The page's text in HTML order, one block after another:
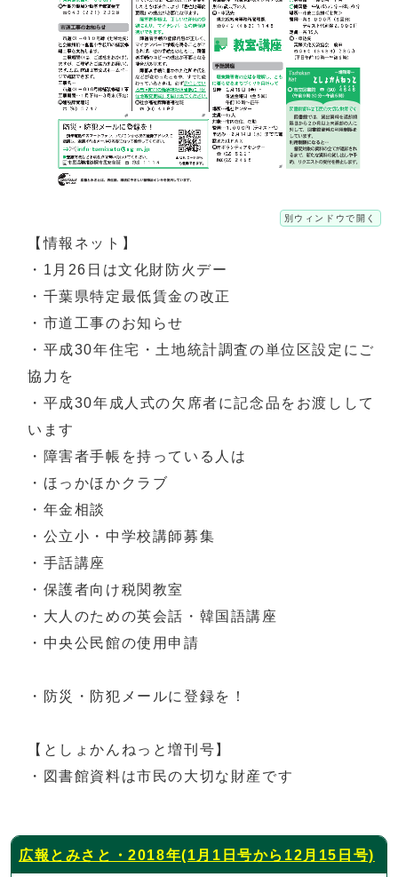
別ウィンドウで開く
【情報ネット】
・1月26日は文化財防火デー
・千葉県特定最低賃金の改正
・市道工事のお知らせ
・平成30年住宅・土地統計調査の単位区設定にご
協力を
・平成30年成人式の欠席者に記念品をお渡しして
います
・障害者手帳を持っている人は
・ほっかほかクラブ
・年金相談
・公立小・中学校講師募集
・手話講座
・保護者向け税関教室
・大人のための英会話・韓国語講座
・中央公民館の使用申請
・防災・防犯メールに登録を！
【としょかんねっと増刊号】
・図書館資料は市民の大切な財産です
広報とみさと・2018年(1月1日号から12月15日号)